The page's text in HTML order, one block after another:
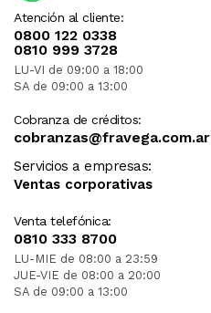
Atención al cliente:
0800 122 0338
0810 999 3728
LU-VI de 09:00 a 18:00
SA de 09:00 a 13:00
Cobranza de créditos:
cobranzas@fravega.com.ar
Servicios a empresas:
Ventas corporativas
Venta telefónica:
0810 333 8700
LU-MIE de 08:00 a 23:59
JUE-VIE de 08:00 a 20:00
SA de 09:00 a 13:00